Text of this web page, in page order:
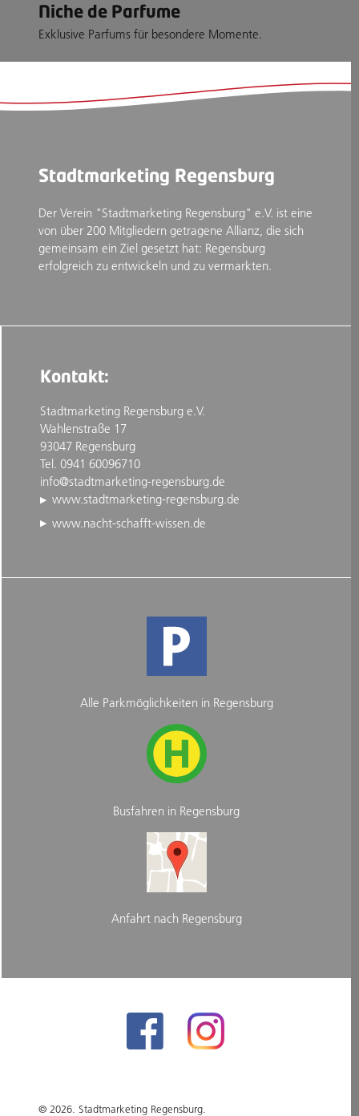
Niche de Parfume
Exklusive Parfums für besondere Momente.
Stadtmarketing Regensburg
Der Verein "Stadtmarketing Regensburg" e.V. ist eine
von über 200 Mitgliedern getragene Allianz, die sich
gemeinsam ein Ziel gesetzt hat: Regensburg
erfolgreich zu entwickeln und zu vermarkten.
Kontakt:
Stadtmarketing Regensburg e.V.
Wahlenstraße 17
93047 Regensburg
Tel. 0941 60096710
info@stadtmarketing-regensburg.de
www.stadtmarketing-regensburg.de
www.nacht-schafft-wissen.de
Alle Parkmöglichkeiten in Regensburg
Busfahren in Regensburg
Anfahrt nach Regensburg
© 2026. Stadtmarketing Regensburg.